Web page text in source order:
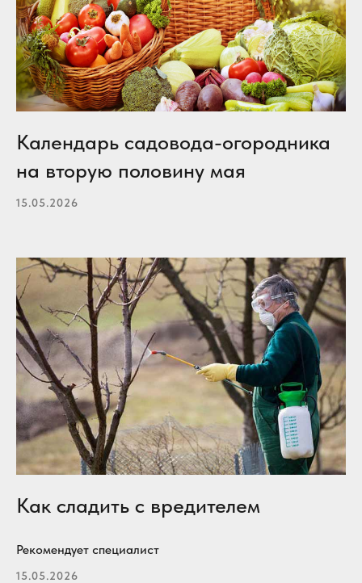
Календарь садовода-огородника
на вторую половину мая
15.05.2026
Как сладить с вредителем
Рекомендует специалист
15.05.2026